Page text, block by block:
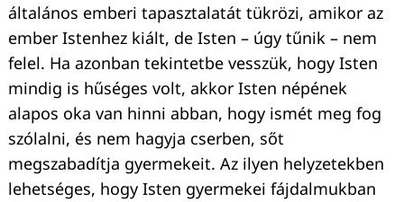
általános emberi tapasztalatát tükrözi, amikor az
ember Istenhez kiált, de Isten – úgy tűnik – nem
felel. Ha azonban tekintetbe vesszük, hogy Isten
mindig is hűséges volt, akkor Isten népének
alapos oka van hinni abban, hogy ismét meg fog
szólalni, és nem hagyja cserben, sőt
megszabadítja gyermekeit. Az ilyen helyzetekben
lehetséges, hogy Isten gyermekei fájdalmukban